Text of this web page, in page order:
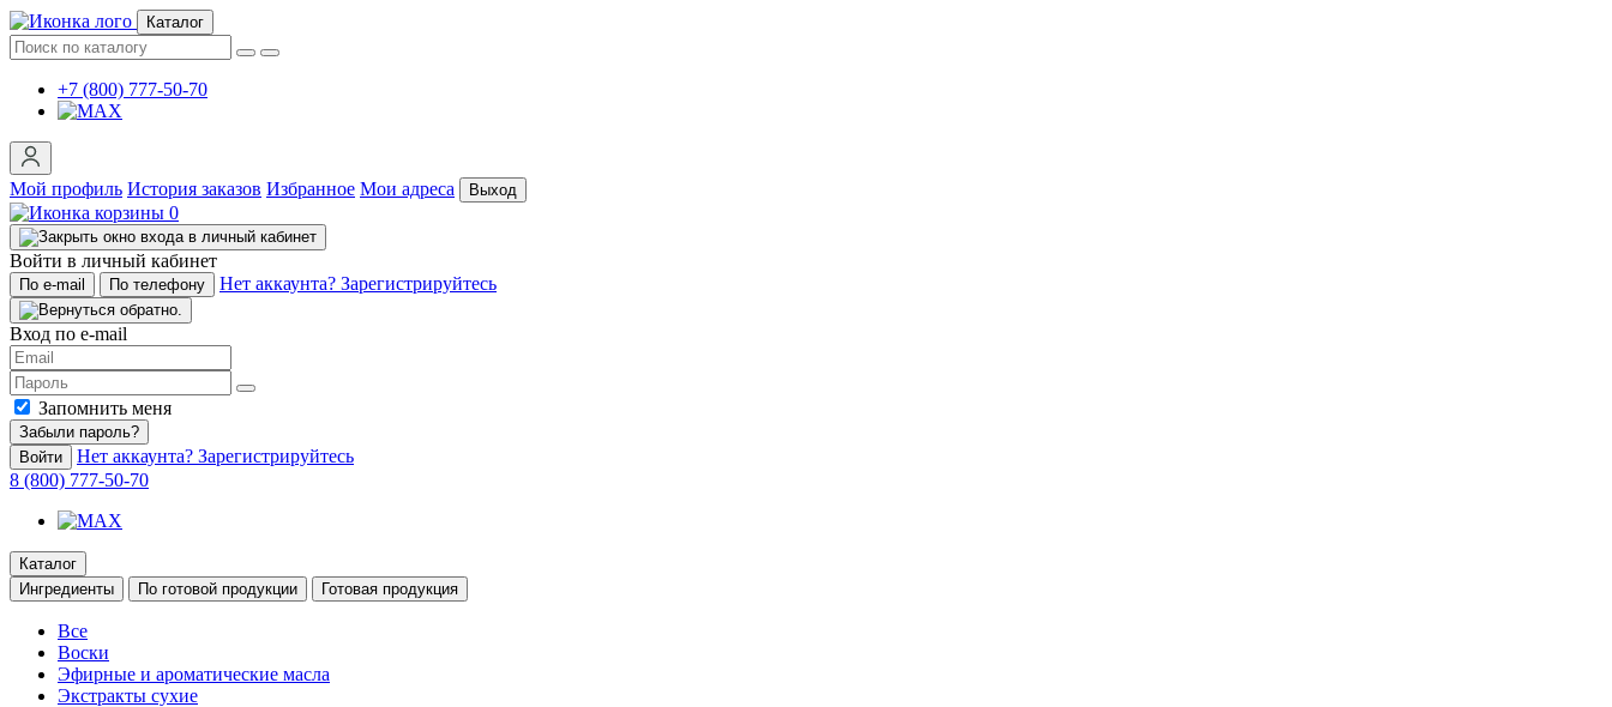
Каталог
+7 (800) 777-50-70
Мой профиль История заказов Избранное Мои адреса Выход
0
Войти в личный кабинет
По e-mail По телефону Нет аккаунта? Зарегистрируйтесь
Вход по e-mail
Запомнить меня
Забыли пароль?
Войти
Нет аккаунта? Зарегистрируйтесь
8 (800) 777-50-70
Каталог
Ингредиенты
По готовой продукции Готовая продукция
Все
Воски
Эфирные и ароматические масла
Экстракты сухие